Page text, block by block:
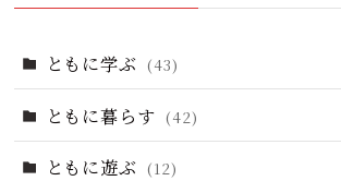
ともに学ぶ (43)
ともに暮らす (42)
ともに遊ぶ (12)